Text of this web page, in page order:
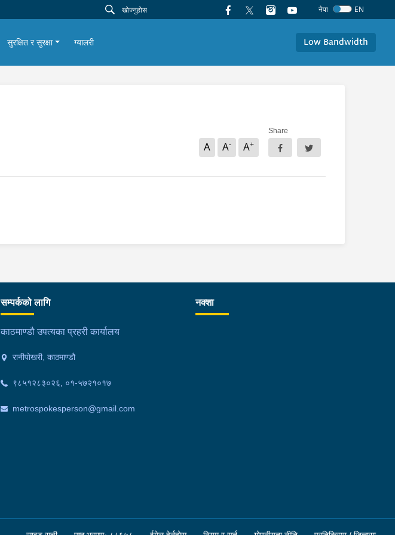
नेपा EN
सुरक्षित र सुरक्षा ग्यालरी Low Bandwidth
A A- A+
Share
सम्पर्कको लागि
काठमाण्डौ उपत्यका प्रहरी कार्यालय
रानीपोखरी, काठमाण्डौ
९८५१२८३०२६, ०१-५७२१०१७
metrospokesperson@gmail.com
नक्शा